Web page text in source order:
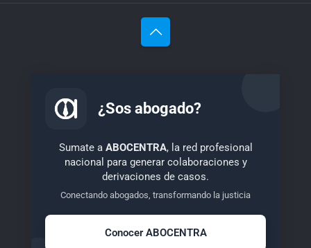
¿Sos abogado?
Sumate a ABOCENTRA, la red profesional
nacional para generar colaboraciones y
derivaciones de casos.
Conectando abogados, transformando la justicia
Conocer ABOCENTRA